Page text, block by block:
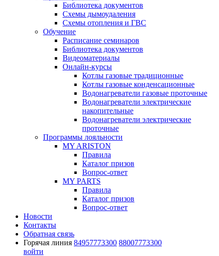
Библиотека документов
Схемы дымоудаления
Схемы отопления и ГВС
Обучение
Расписание семинаров
Библиотека документов
Видеоматериалы
Онлайн-курсы
Котлы газовые традиционные
Котлы газовые конденсационные
Водонагреватели газовые проточные
Водонагреватели электрические
накопительные
Водонагреватели электрические
проточные
Программы лояльности
MY ARISTON
Правила
Каталог призов
Вопрос-ответ
MY PARTS
Правила
Каталог призов
Вопрос-ответ
Новости
Контакты
Обратная связь
Горячая линия 84957773300 88007773300
войти